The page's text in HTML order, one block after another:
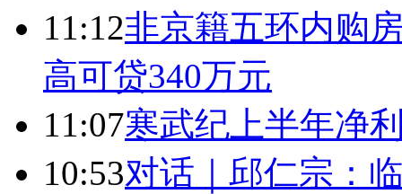
11:12非京籍五环内购
高可贷340万元
11:07寒武纪上半年净
10:53对话｜邱仁宗：